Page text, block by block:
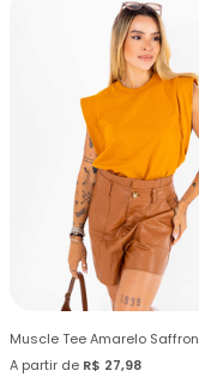
Muscle Tee Amarelo Saffron
A partir de R$ 27,98